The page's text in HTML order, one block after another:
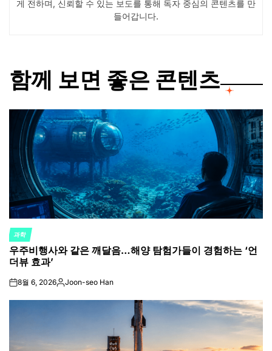
게 전하며, 신뢰할 수 있는 보도를 통해 독자 중심의 콘텐츠를 만
들어갑니다.
함께 보면 좋은 콘텐츠
POSTED
IN
과학
우주비행사와 같은 깨달음…해양 탐험가들이 경험하는 ‘언
더뷰 효과’
on8월 6, 2026Posted
Joon-seo Han